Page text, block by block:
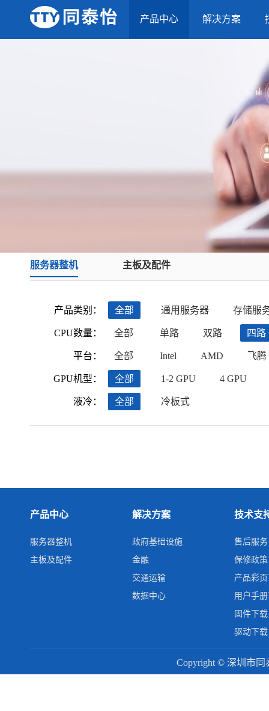
产品中心 解决方案
服务器整机 主板及配件
产品类别：
CPU数量：
平台：
GPU机型：
液冷：
全部 通用服务器 存储服
全部 单路 双路 四路
全部 Intel AMD 飞腾
全部 1-2 GPU 4 GPU
全部 冷板式
产品中心
服务器整机
主板及配件
解决方案
政府基础设施
金融
交通运输
数据中心
技术支
售后服务
保修政策
产品彩
用户手
固件下载
驱动下载
Copyright © 深圳市同